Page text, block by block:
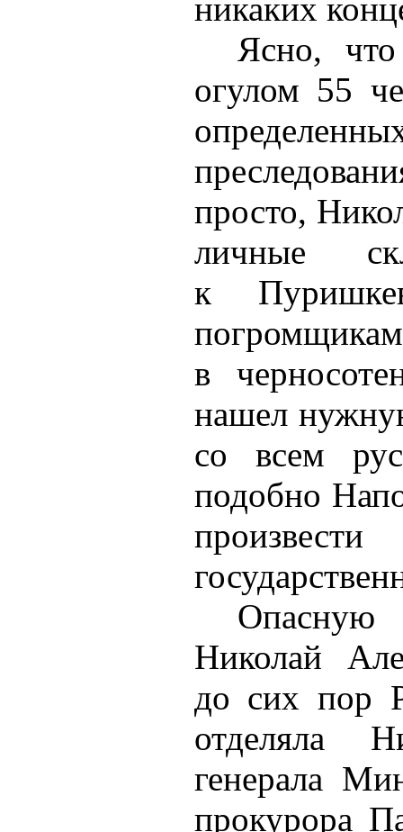
никаких
Ясно,
огулом 55
просто,
личные
к
в
нашел
со всем
подобно
Опасную
Николай
до сих пор
отделяла
генерала
прокурора